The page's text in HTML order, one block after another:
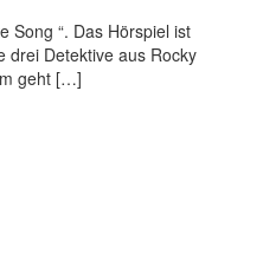
Song “. Das Hörspiel ist
drei Detektive aus Rocky
geht […]